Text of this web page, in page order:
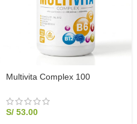
Multivita Complex 100
Memoria con Ginkgo Biloba y
Complejo B
S/ 53.00